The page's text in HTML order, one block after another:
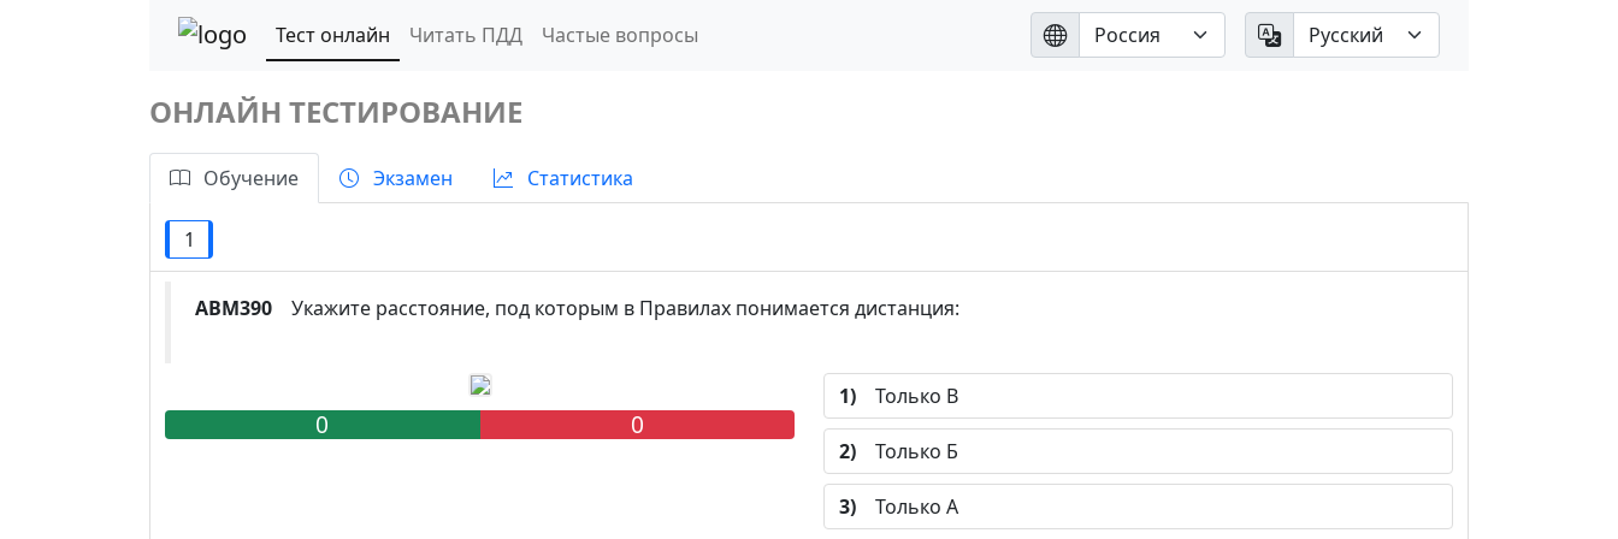
Тест онлайн Читать ПДД Частые вопросы
ОНЛАЙН ТЕСТИРОВАНИЕ
Обучение Экзамен Статистика
1
ABM390 Укажите расстояние, под которым в Правилах понимается дистанция:
0 0
1) Только В
2) Только Б
3) Только А